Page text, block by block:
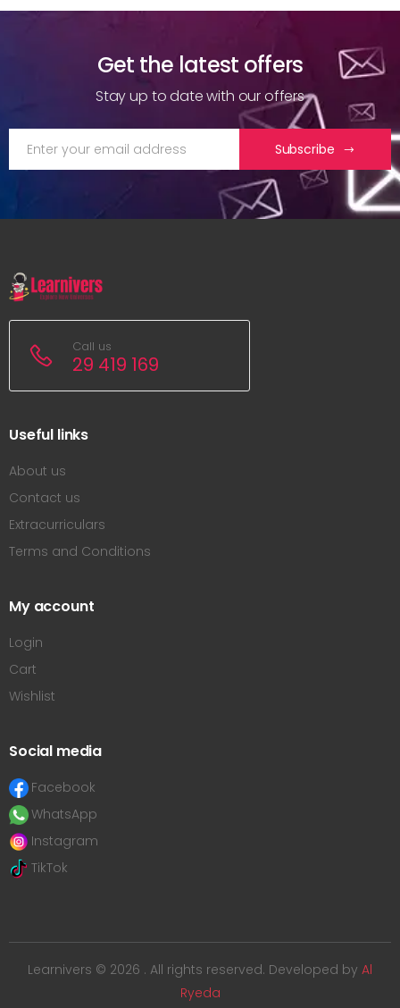
Get the latest offers
Stay up to date with our offers
Subscribe
Call us
29 419 169
Useful links
About us
Contact us
Extracurriculars
Terms and Conditions
My account
Login
Cart
Wishlist
Social media
Facebook
WhatsApp
Instagram
TikTok
Learnivers © 2026 . All rights reserved. Developed by Al
Ryeda